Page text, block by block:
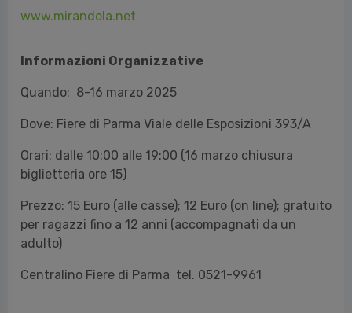
www.mirandola.net
Informazioni Organizzative
Quando: 8-16 marzo 2025
Dove: Fiere di Parma Viale delle Esposizioni 393/A
Orari: dalle 10:00 alle 19:00 (16 marzo chiusura
biglietteria ore 15)
Prezzo: 15 Euro (alle casse); 12 Euro (on line); gratuito
per ragazzi fino a 12 anni (accompagnati da un
adulto)
Centralino Fiere di Parma tel. 0521-9961